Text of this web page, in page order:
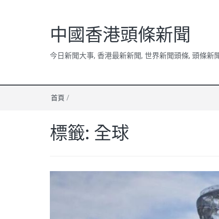
中國香港頭條新聞
今日新聞大事, 香港最新新聞, 世界新聞頭條, 頭條新
首頁 /
標籤: 全球